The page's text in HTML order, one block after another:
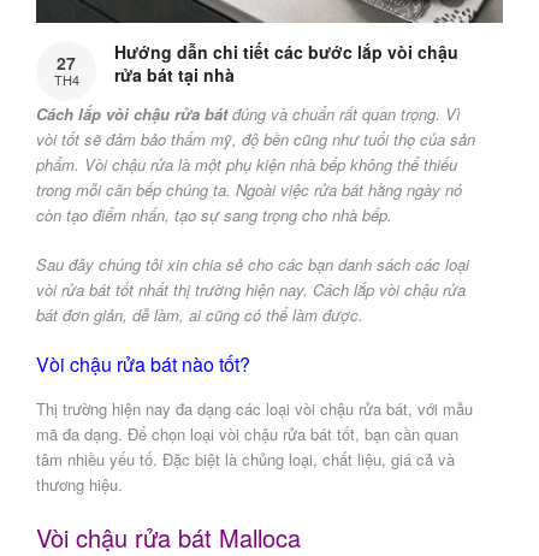
27
TH4
Hướng dẫn chi tiết các bước lắp vòi chậu
rửa bát tại nhà
Cách lắp vòi chậu rửa bátđúng và chuẩn rất quan trọng. Vì
vòi tốt sẽ đảm bảo thẩm mỹ, độ bền cũng như tuổi thọ của sản
phẩm. Vòi chậu rửa là một phụ kiện nhà bếp không thể thiếu
trong mỗi căn bếp chúng ta. Ngoài việc rửa bát hằng ngày nó
còn tạo điểm nhấn, tạo sự sang trọng cho nhà bếp.
Sau đây chúng tôi xin chia sẻ cho các bạn danh sách các loại
vòi rửa bát tốt nhất thị trường hiện nay. Cách lắp vòi chậu rửa
bát đơn giản, dễ làm, ai cũng có thể làm được.
Vòi chậu rửa bát nào tốt?
Thị trường hiện nay đa dạng các loại vòi chậu rửa bát, với mẫu
mã đa dạng. Để chọn loại vòi chậu rửa bát tốt, bạn cần quan
tâm nhiều yếu tố. Đặc biệt là chủng loại, chất liệu, giá cả và
thương hiệu.
Vòi chậu rửa bát Malloca